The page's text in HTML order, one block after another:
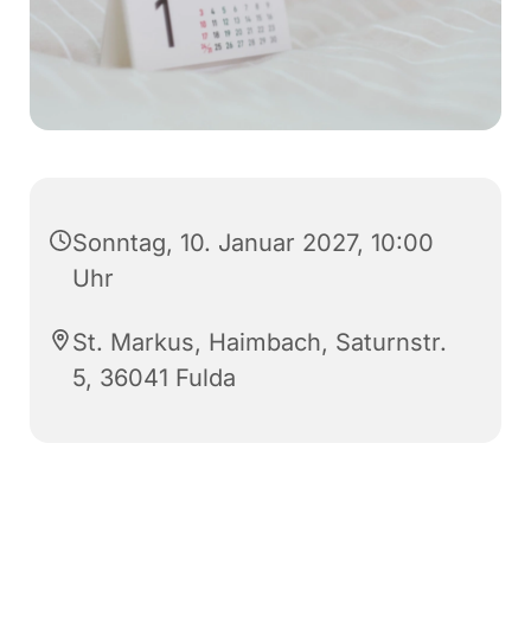
Sonntag, 10. Januar 2027, 10:00
Uhr
St. Markus, Haimbach, Saturnstr.
5, 36041 Fulda